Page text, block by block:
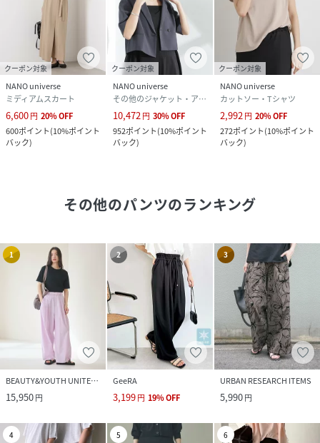
クーポン対象
NANO universe
ミディアムスカート
6,600円 20%OFF
600ポイント(10%ポイント
バック)
クーポン対象
NANO universe
その他のジャケット・アウター
10,472 円 30%OFF
952ポイント(10%ポイント
バック)
クーポン対象
NANO universe
カットソー・Tシャツ
2,992 円 20%OFF
272ポイント(10%ポイント
バック)
その他のパンツのランキング
1
BEAUTY&YOUTH UNITED ARROWS
15,950円
2
GeeRA
3,199円 19%OFF
3
URBAN RESEARCH ITEMS
5,990円
4 5 6